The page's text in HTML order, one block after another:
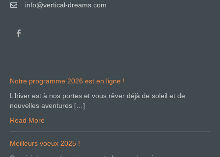
info@vertical-dreams.com
Notre programme 2026 est en ligne !
L’hiver est à nos portes et vous rêver déjà de soleil et de
nouvelles aventures […]
Read More
Meilleurs voeux 2025 !